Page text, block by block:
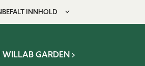
INNHOLD
WILLAB GARDEN